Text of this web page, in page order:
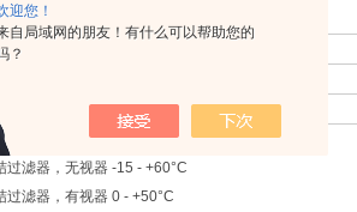
迎您！
自局域网的朋友！有什么可以帮助您的
？
系统型号齐全
：
过滤器，无视器 -15 - +60°C
过滤器，有视器 0 - +50°C